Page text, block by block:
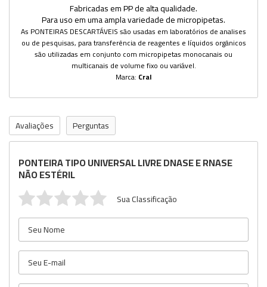
Fabricadas em PP de alta qualidade.
Para uso em uma ampla variedade de micropipetas.
As PONTEIRAS DESCARTÁVEIS são usadas em laboratórios de analises
ou de pesquisas, para transferência de reagentes e líquidos orgânicos
são utilizadas em conjunto com micropipetas monocanais ou
multicanais de volume fixo ou variável.
Marca: Cral
Avaliações Perguntas
PONTEIRA TIPO UNIVERSAL LIVRE DNASE E RNASE
NÃO ESTÉRIL
Sua Classificação